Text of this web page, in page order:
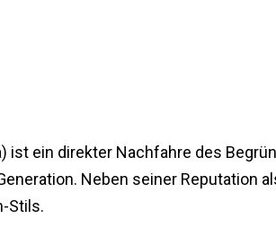
ein direkter Nachfahre des
Neben seiner Reputation
Stils.